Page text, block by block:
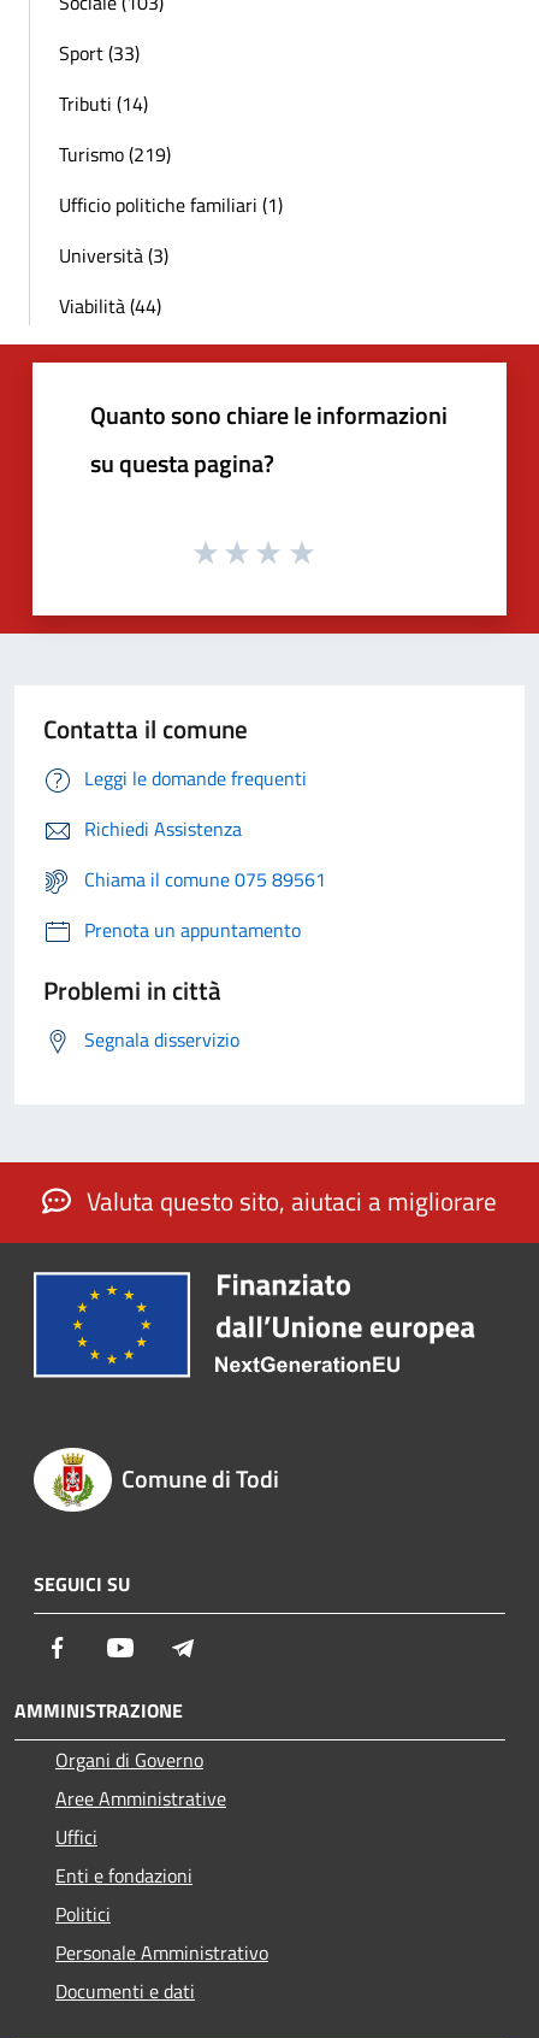
Sport (33)
Tributi (14)
Turismo (219)
Ufficio politiche familiari (1)
Università (3)
Viabilità (44)
Quanto sono chiare le informazioni
su questa pagina?
Contatta il comune
Leggi le domande frequenti
Richiedi Assistenza
Chiama il comune 075 89561
Prenota un appuntamento
Problemi in città
Segnala disservizio
Valuta questo sito, aiutaci a migliorare
Comune di Todi
SEGUICI SU
Facebook Youtube
AMMINISTRAZIONE
Organi di Governo
Aree Amministrative
Uffici
Enti e fondazioni
Politici
Personale Amministrativo
Documenti e dati